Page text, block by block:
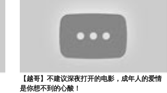
【越哥】不建议深夜打开的电影，成年人的爱情
是你想不到的心酸！